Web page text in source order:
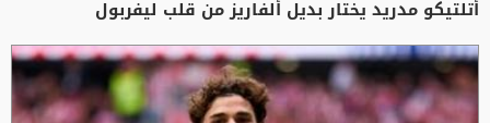
أتلتيكو مدريد يختار بديل ألفاريز من قلب ليفربول